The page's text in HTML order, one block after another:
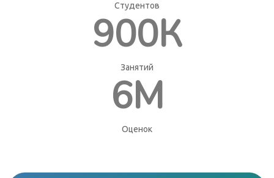
Студентов
900К
Занятий
6М
Оценок